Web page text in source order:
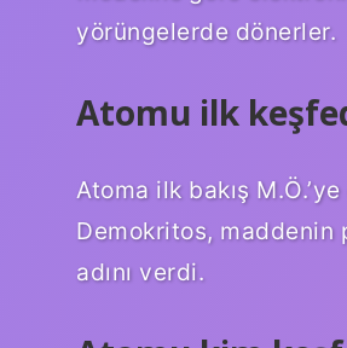
yörüngelerde dönerler.
Atomu ilk
Atoma ilk bakış
Demokritos, maddenin
adını verdi.